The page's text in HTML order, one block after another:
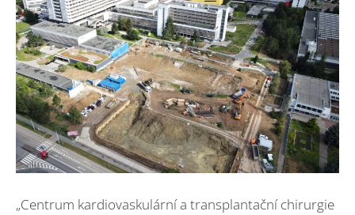
„Centrum kardiovaskulární a transplantační chirurgie